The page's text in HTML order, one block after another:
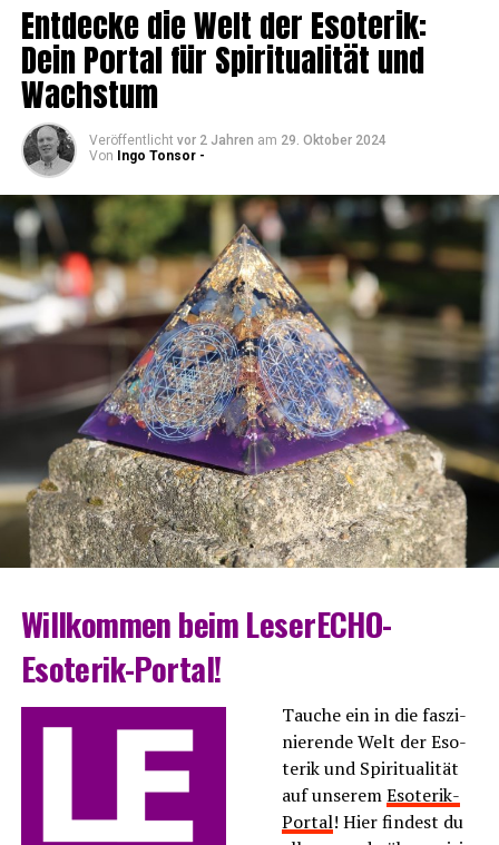
Ent­de­cke die Welt der Eso­te­rik:
Dein Por­tal für Spi­ri­tua­li­tät und
Wachstum
Veröffentlicht vor 2 Jahren am 29. Oktober 2024
Von
Ingo Tonsor -
Will­kom­men beim LeserECHO-
Esoterik-Portal!
Tau­che ein in die fas­zi­
nie­ren­de Welt der Eso­
te­rik und Spi­ri­tua­li­tät
auf unse­remEso­te­rik-
Por­tal! Hier fin­dest du